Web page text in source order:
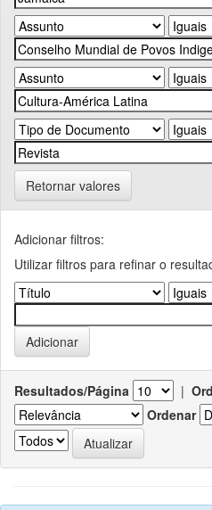
Retornar valores
Adicionar filtros:
Utilizar filtros para refinar o
Resultados/Página |
Ordenar